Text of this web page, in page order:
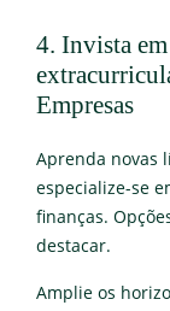
4. Invista
Empresas
Aprenda novas
especialize-se
finanças.
destacar.
Amplie os